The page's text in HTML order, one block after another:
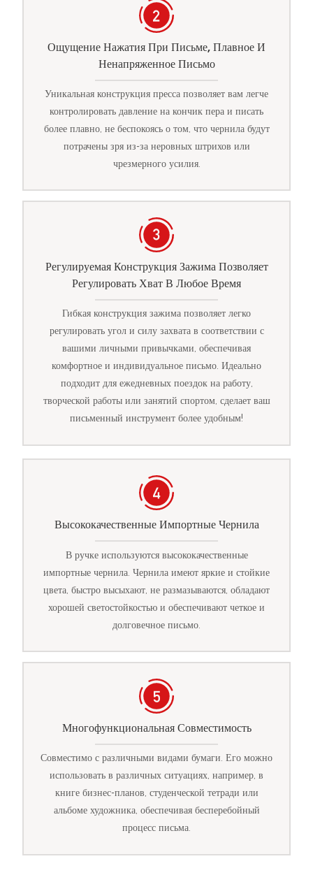
Ощущение Нажатия При Письме, Плавное И
Ненапряженное Письмо
Уникальная конструкция пресса позволяет вам легче
контролировать давление на кончик пера и писать
более плавно, не беспокоясь о том, что чернила будут
потрачены зря из-за неровных штрихов или
чрезмерного усилия.
Регулируемая Конструкция Зажима Позволяет
Регулировать Хват В Любое Время
Гибкая конструкция зажима позволяет легко
регулировать угол и силу захвата в соответствии с
вашими личными привычками, обеспечивая
комфортное и индивидуальное письмо. Идеально
подходит для ежедневных поездок на работу,
творческой работы или занятий спортом, сделает ваш
письменный инструмент более удобным!
Высококачественные Импортные Чернила
В ручке используются высококачественные
импортные чернила. Чернила имеют яркие и стойкие
цвета, быстро высыхают, не размазываются, обладают
хорошей светостойкостью и обеспечивают четкое и
долговечное письмо.
Многофункциональная Совместимость
Совместимо с различными видами бумаги. Его можно
использовать в различных ситуациях, например, в
книге бизнес-планов, студенческой тетради или
альбоме художника, обеспечивая бесперебойный
процесс письма.